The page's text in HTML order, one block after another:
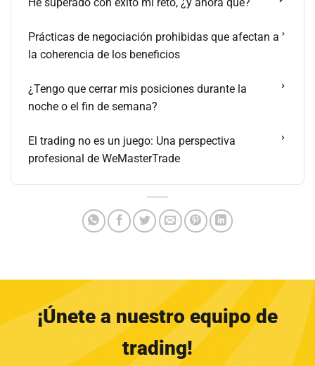
Prácticas de negociación prohibidas que afectan a
la coherencia de los beneficios
¿Tengo que cerrar mis posiciones durante la
noche o el fin de semana?
El trading no es un juego: Una perspectiva
profesional de WeMasterTrade
¡Únete a nuestro equipo de
trading!